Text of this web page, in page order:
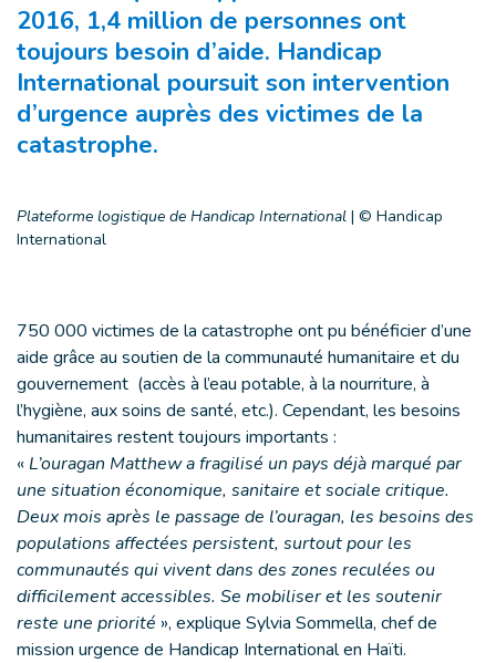
2016, 1,4 million de personnes ont
toujours besoin d’aide. Handicap
International poursuit son intervention
d’urgence auprès des victimes de la
catastrophe.
Plateforme logistique de Handicap International | © Handicap
International
750 000 victimes de la catastrophe ont pu bénéficier d’une
aide grâce au soutien de la communauté humanitaire et du
gouvernement (accès à l’eau potable, à la nourriture, à
l’hygiène, aux soins de santé, etc.). Cependant, les besoins
humanitaires restent toujours importants :
« L’ouragan Matthew a fragilisé un pays déjà marqué par
une situation économique, sanitaire et sociale critique.
Deux mois après le passage de l’ouragan, les besoins des
populations affectées persistent, surtout pour les
communautés qui vivent dans des zones reculées ou
difficilement accessibles. Se mobiliser et les soutenir
reste une priorité », explique Sylvia Sommella, chef de
mission urgence de Handicap International en Haïti.